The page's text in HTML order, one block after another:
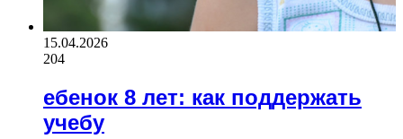
15.04.2026
204
ебенок 8 лет: как поддержать
учебу